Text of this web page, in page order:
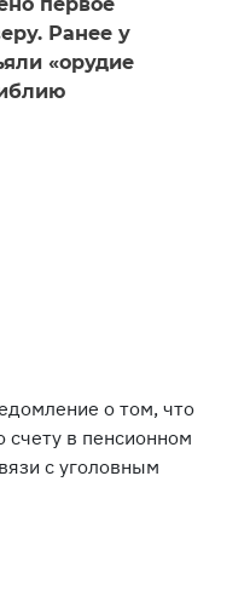
Ранее у
«орудие
о том, что
в пенсионном
с уголовным